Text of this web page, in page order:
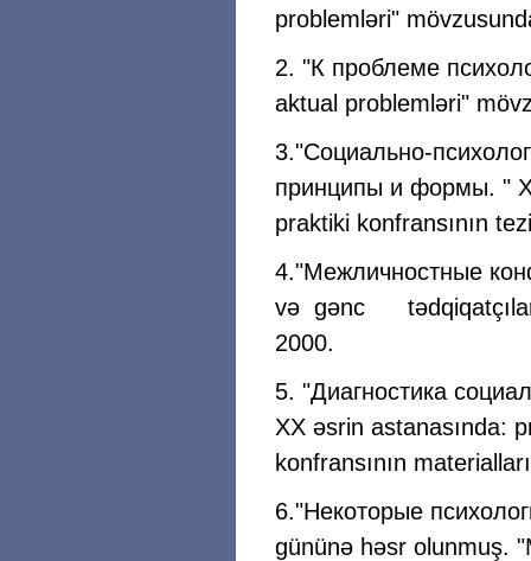
problemləri"
2. "К проблеме
aktual problemləri"
3."Социально-
принципы и формы. "
praktiki konfransının
4."Межличностные
və gənc
2000.
5. "Диагностика
XX əsrin astanasında:
konfransının
6."Некоторые
gününə həsr olunmuş.